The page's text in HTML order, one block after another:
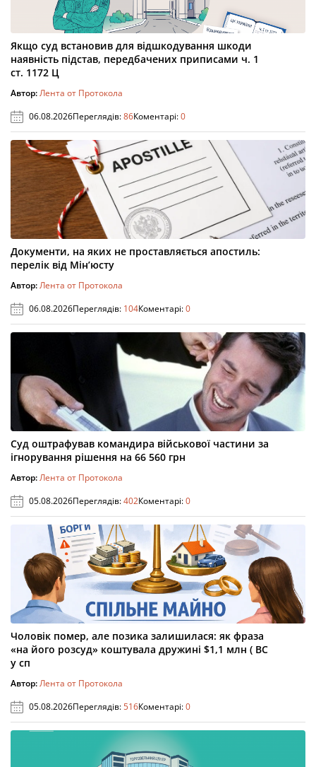
Якщо суд встановив для відшкодування шкоди
наявність підстав, передбачених приписами ч. 1
ст. 1172 Ц
Автор:Лента от Протокола
06.08.2026Переглядів:86Коментарі:0
Документи, на яких не проставляється апостиль:
перелік від Мін’юсту
Автор:Лента от Протокола
06.08.2026Переглядів: 104Коментарі:0
Суд оштрафував командира військової частини за
ігнорування рішення на 66 560 грн
Автор:Лента от Протокола
05.08.2026Переглядів:402Коментарі:0
Чоловік помер, але позика залишилася: як фраза
«на його розсуд» коштувала дружині $1,1 млн ( ВС
у сп
Автор:Лента от Протокола
05.08.2026Переглядів:516Коментарі:0